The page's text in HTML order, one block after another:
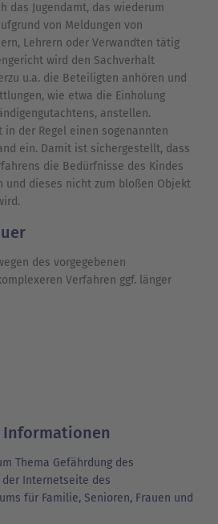
das Jugendamt, das wiederum
von Meldungen von
Lehrern oder Verwandten tätig
wird den Sachverhalt
u.a. die Beteiligten anhören und
wie etwa die Einholung
anstellen.
in der Regel einen sogenannten
ein. Damit ist sichergestellt, dass
die Bedürfnisse des Kindes
und dieses nicht zum bloßen Objekt
des vorgegebenen
Verfahren ggf. länger
Thema Gefährdung des
Internetseite des
für Familie, Senioren, Frauen und